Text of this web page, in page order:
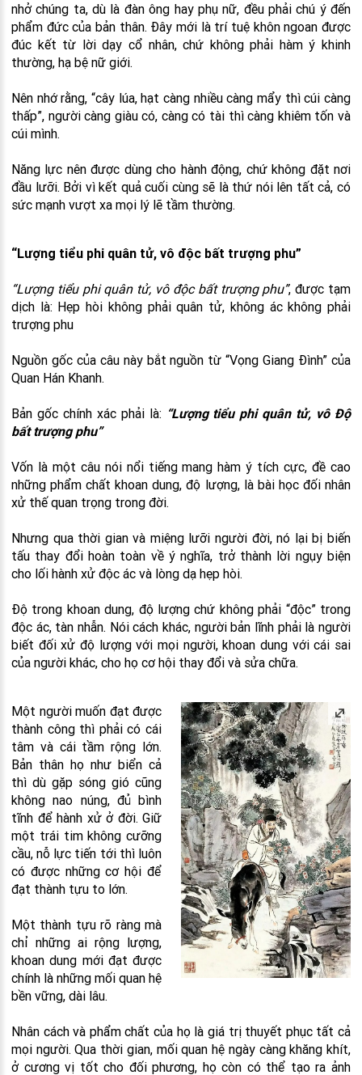
nhở chúng ta, dù là đàn ông hay phụ nữ, đều phải chú ý đến
phẩm đức của bản thân. Đây mới là trí tuệ khôn ngoan được
đúc kết từ lời dạy cổ nhân, chứ không phải hàm ý khinh
thường, hạ bệ nữ giới.
Nên nhớ rằng, “cây lúa, hạt càng nhiều càng mẩy thì cúi càng
thấp”, người càng giàu có, càng có tài thì càng khiêm tốn và
cúi mình.
Năng lực nên được dùng cho hành động, chứ không đặt nơi
đầu lưỡi. Bởi vì kết quả cuối cùng sẽ là thứ nói lên tất cả, có
sức mạnh vượt xa mọi lý lẽ tầm thường.
“Lượng tiểu phi quân tử, vô độc bất trượng phu”
“Lượng tiểu phi quân tử, vô độc bất trượng phu”, được tạm
dịch là: Hẹp hòi không phải quân tử, không ác không phải
trượng phu
Nguồn gốc của câu này bắt nguồn từ “Vọng Giang Đình” của
Quan Hán Khanh.
Bản gốc chính xác phải là: “Lượng tiểu phi quân tử, vô Độ
bất trượng phu”
Vốn là một câu nói nổi tiếng mang hàm ý tích cực, đề cao
những phẩm chất khoan dung, độ lượng, là bài học đối nhân
xử thế quan trọng trong đời.
Nhưng qua thời gian và miệng lưỡi người đời, nó lại bị biến
tấu thay đổi hoàn toàn về ý nghĩa, trở thành lời ngụy biện
cho lối hành xử độc ác và lòng dạ hẹp hòi.
Độ trong khoan dung, độ lượng chứ không phải “độc” trong
độc ác, tàn nhẫn. Nói cách khác, người bản lĩnh phải là người
biết đối xử độ lượng với mọi người, khoan dung với cái sai
của người khác, cho họ cơ hội thay đổi và sửa chữa.
Một người muốn đạt được
thành công thì phải có cái
tâm và cái tầm rộng lớn.
Bản thân họ như biển cả
thì dù gặp sóng gió cũng
không nao núng, đủ bình
tĩnh để hành xử ở đời. Giữ
một trái tim không cưỡng
cầu, nỗ lực tiến tới thì luôn
có được những cơ hội để
đạt thành tựu to lớn.
Một thành tựu rõ ràng mà
chỉ những ai rộng lượng,
khoan dung mới đạt được
chính là những mối quan hệ
bền vững, dài lâu.
Nhân cách và phẩm chất của họ là giá trị thuyết phục tất cả
mọi người. Qua thời gian, mối quan hệ ngày càng khăng khít,
ở cương vị tốt cho đối phương, họ còn có thể tạo ra ảnh